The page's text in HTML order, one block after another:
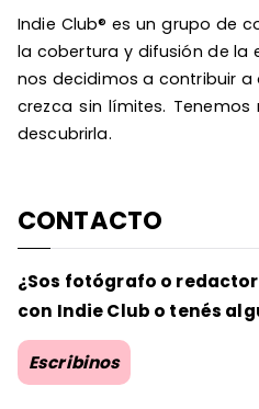
Indie Club® es un grupo de
la cobertura y difusión de la
nos decidimos a contribuir
crezca sin límites.
descubrirla.
CONTACTO
¿Sos fotógrafo o
con Indie Club o tenés
Escribinos